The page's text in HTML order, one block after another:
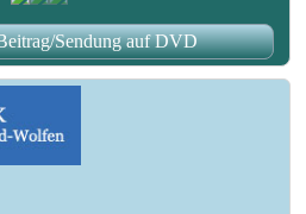
Sendung auf DVD